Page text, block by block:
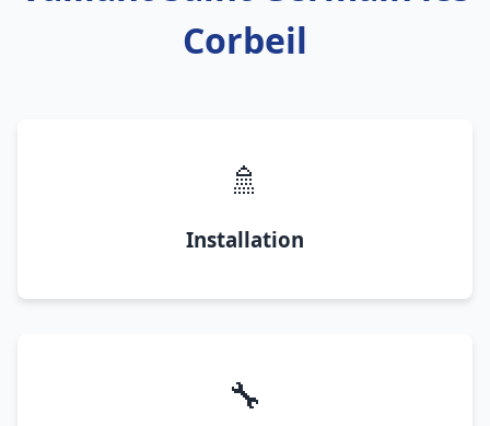
Corbeil
🚿
Installation
🔧